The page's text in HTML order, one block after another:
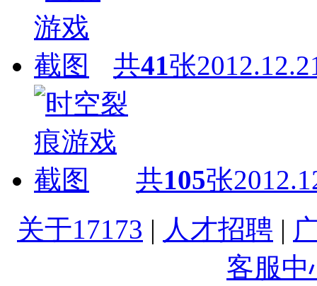
共41张
共105张
关于17173 | 人才招聘 |
客服中